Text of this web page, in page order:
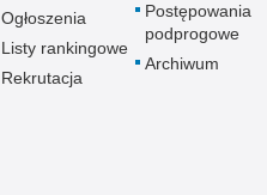
Ogłoszenia
Listy rankingowe
Rekrutacja
Postępowania
podprogowe
Archiwum